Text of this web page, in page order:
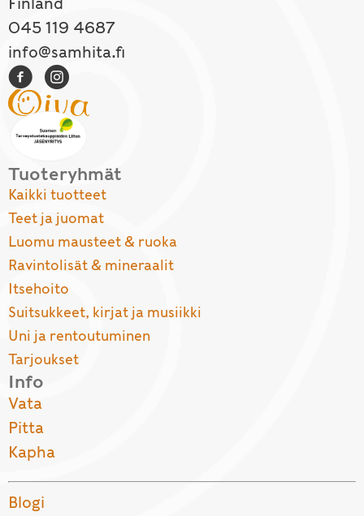
045 119 4687
info@samhita.fi
Tuoteryhmät
Kaikki tuotteet
Teet ja juomat
Luomu mausteet & ruoka
Ravintolisät & mineraalit
Itsehoito
Suitsukkeet, kirjat ja musiikki
Uni ja rentoutuminen
Tarjoukset
Info
Vata
Pitta
Kapha
Blogi